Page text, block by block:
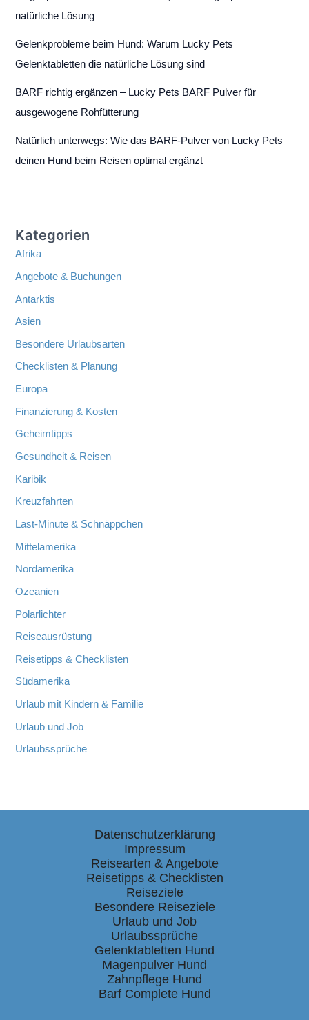
natürliche Lösung
Gelenkprobleme beim Hund: Warum Lucky Pets
Gelenktabletten die natürliche Lösung sind
BARF richtig ergänzen – Lucky Pets BARF Pulver für
ausgewogene Rohfütterung
Natürlich unterwegs: Wie das BARF-Pulver von Lucky Pets
deinen Hund beim Reisen optimal ergänzt
Kategorien
Afrika
Angebote & Buchungen
Antarktis
Asien
Besondere Urlaubsarten
Checklisten & Planung
Europa
Finanzierung & Kosten
Geheimtipps
Gesundheit & Reisen
Karibik
Kreuzfahrten
Last-Minute & Schnäppchen
Mittelamerika
Nordamerika
Ozeanien
Polarlichter
Reiseausrüstung
Reisetipps & Checklisten
Südamerika
Urlaub mit Kindern & Familie
Urlaub und Job
Urlaubssprüche
Datenschutzerklärung
Impressum
Reisearten & Angebote
Reisetipps & Checklisten
Reiseziele
Besondere Reiseziele
Urlaub und Job
Urlaubssprüche
Gelenktabletten Hund
Magenpulver Hund
Zahnpflege Hund
Barf Complete Hund